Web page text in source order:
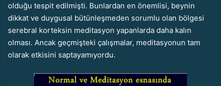
olduğu tespit edilmişti. Bunlardan en önemlisi, beynin
dikkat ve duygusal bütünleşmeden sorumlu olan bölgesi
serebral korteksin meditasyon yapanlarda daha kalın
olması. Ancak geçmişteki çalışmalar, meditasyonun tam
olarak etkisini saptayamıyordu.